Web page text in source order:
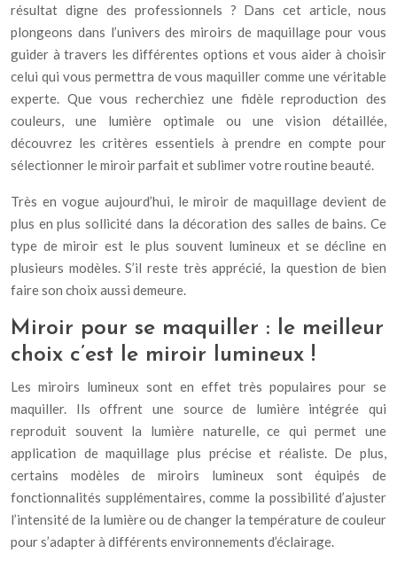
résultat digne des professionnels ? Dans cet article, nous
plongeons dans l’univers des miroirs de maquillage pour vous
guider à travers les différentes options et vous aider à choisir
celui qui vous permettra de vous maquiller comme une véritable
experte. Que vous recherchiez une fidèle reproduction des
couleurs, une lumière optimale ou une vision détaillée,
découvrez les critères essentiels à prendre en compte pour
sélectionner le miroir parfait et sublimer votre routine beauté.
Très en vogue aujourd’hui, le miroir de maquillage devient de
plus en plus sollicité dans la décoration des salles de bains. Ce
type de miroir est le plus souvent lumineux et se décline en
plusieurs modèles. S’il reste très apprécié, la question de bien
faire son choix aussi demeure.
Miroir pour se maquiller : le meilleur
choix c’est le miroir lumineux !
Les miroirs lumineux sont en effet très populaires pour se
maquiller. Ils offrent une source de lumière intégrée qui
reproduit souvent la lumière naturelle, ce qui permet une
application de maquillage plus précise et réaliste. De plus,
certains modèles de miroirs lumineux sont équipés de
fonctionnalités supplémentaires, comme la possibilité d’ajuster
l’intensité de la lumière ou de changer la température de couleur
pour s’adapter à différents environnements d’éclairage.